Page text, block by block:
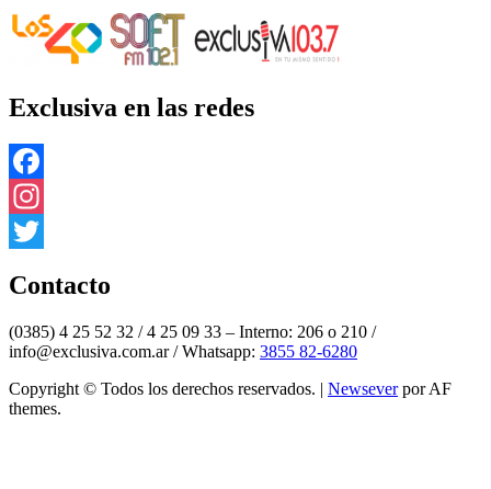
Exclusiva en las redes
Facebook
Instagram
Contacto
(0385) 4 25 52 32 / 4 25 09 33 – Interno: 206 o 210 /
info@exclusiva.com.ar / Whatsapp: 3855 82-6280
Copyright © Todos los derechos reservados. | Newseverpor AF
themes.